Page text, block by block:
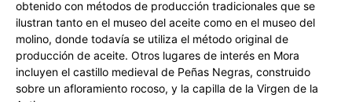
obtenido con métodos de producción tradicionales que se
ilustran tanto en el museo del aceite como en el museo del
molino, donde todavía se utiliza el método original de
producción de aceite. Otros lugares de interés en Mora
incluyen el castillo medieval de Peñas Negras, construido
sobre un afloramiento rocoso, y la capilla de la Virgen de la